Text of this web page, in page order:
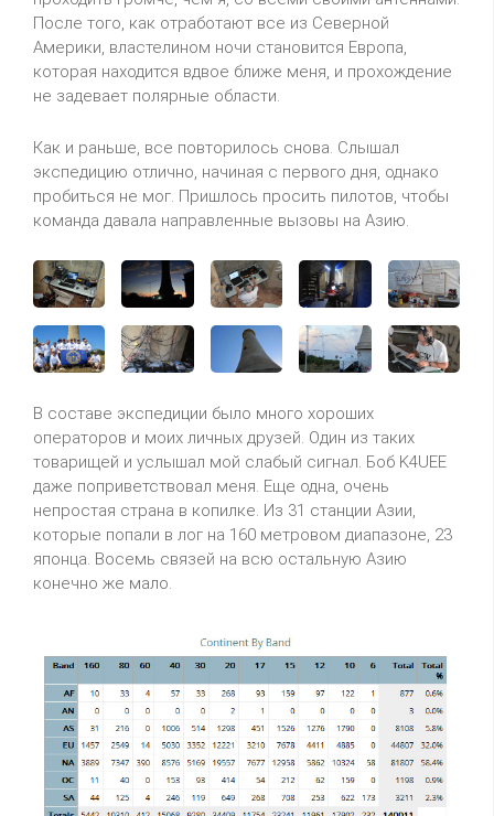
После того, как отработают все из Северной
Америки, властелином ночи становится Европа,
которая находится вдвое ближе меня, и прохождение
не задевает полярные области.
Как и раньше, все повторилось снова. Слышал
экспедицию отлично, начиная с первого дня, однако
пробиться не мог. Пришлось просить пилотов, чтобы
команда давала направленные вызовы на Азию.
В составе экспедиции было много хороших
операторов и моих личных друзей. Один из таких
товарищей и услышал мой слабый сигнал. Боб K4UEE
даже поприветствовал меня. Еще одна, очень
непростая страна в копилке. Из 31 станции Азии,
которые попали в лог на 160 метровом диапазоне, 23
японца. Восемь связей на всю остальную Азию
конечно же мало.